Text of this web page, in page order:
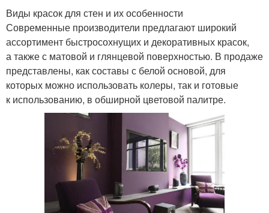
Виды красок для стен и их особенности
Современные производители предлагают широкий
ассортимент быстросохнущих и декоративных красок,
а также с матовой и глянцевой поверхностью. В продаже
представлены, как составы с белой основой, для
которых можно использовать колеры, так и готовые
к использованию, в обширной цветовой палитре.